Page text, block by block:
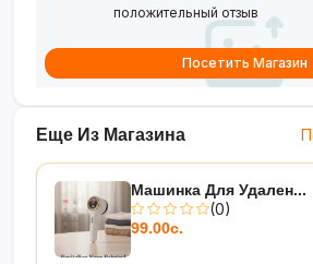
Еще Из Магазина
Машинка Для Удален...
(0)
99.00с.
положительный отзыв
Посетить Магазин